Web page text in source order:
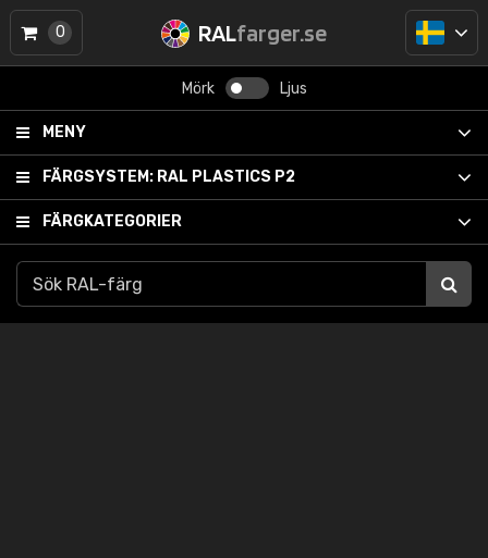
RALfarger.se
Mörk Ljus
MENY
FÄRGSYSTEM: RAL PLASTICS P2
FÄRGKATEGORIER
0